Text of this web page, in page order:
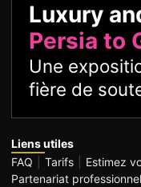
Luxury
Persia to
Une
fière de
Liens utiles
FAQ
Tarifs Estimez
Partenariat